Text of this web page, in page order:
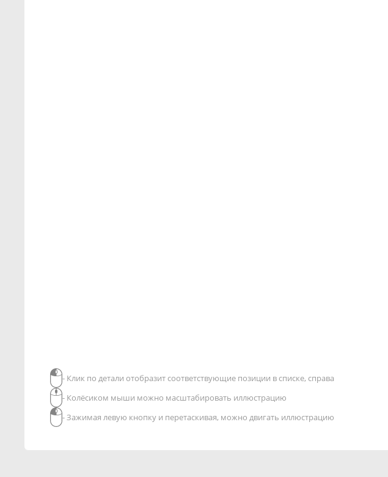
- Клик по детали отобразит соответствующие позиции в списке, справа
- Колёсиком мыши можно масштабировать иллюстрацию
- Зажимая левую кнопку и перетаскивая, можно двигать иллюстрацию